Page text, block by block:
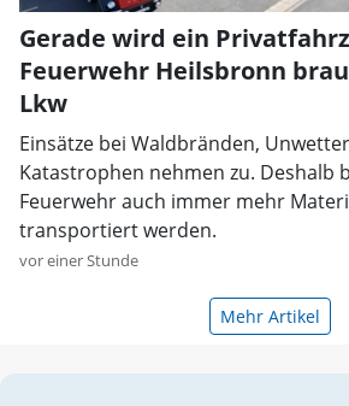
Gerade wird ein
Feuerwehr Heilsbronn
Lkw
Einsätze bei Waldbränden,
Katastrophen nehmen zu. Deshalb
Feuerwehr auch immer mehr
transportiert werden.
vor einer Stunde
Mehr Artikel